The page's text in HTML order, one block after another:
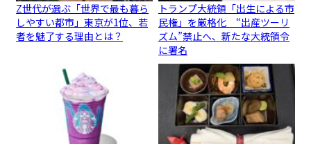
Z世代が選ぶ「世界で最も暮ら
しやすい都市」東京が1位、若
者を魅了する理由とは？
トランプ大統領「出生による市
民権」を厳格化 “出産ツーリ
ズム”禁止へ、新たな大統領令
に署名